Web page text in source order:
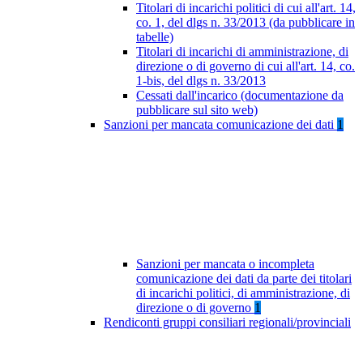
Titolari di incarichi politici di cui all'art. 14,
co. 1, del dlgs n. 33/2013 (da pubblicare in
tabelle)
Titolari di incarichi di amministrazione, di
direzione o di governo di cui all'art. 14, co.
1-bis, del dlgs n. 33/2013
Cessati dall'incarico (documentazione da
pubblicare sul sito web)
Sanzioni per mancata comunicazione dei dati 1
Sanzioni per mancata o incompleta
comunicazione dei dati da parte dei titolari
di incarichi politici, di amministrazione, di
direzione o di governo 1
Rendiconti gruppi consiliari regionali/provinciali